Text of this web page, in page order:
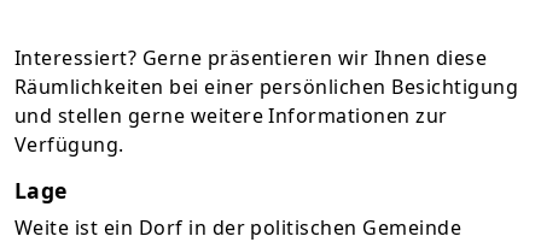
Interessiert? Gerne präsentieren wir Ihnen diese
Räumlichkeiten bei einer persönlichen Besichtigung
und stellen gerne weitere Informationen zur
Verfügung.
Lage
Weite ist ein Dorf in der politischen Gemeinde